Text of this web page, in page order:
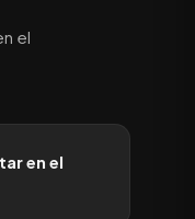
el
en el